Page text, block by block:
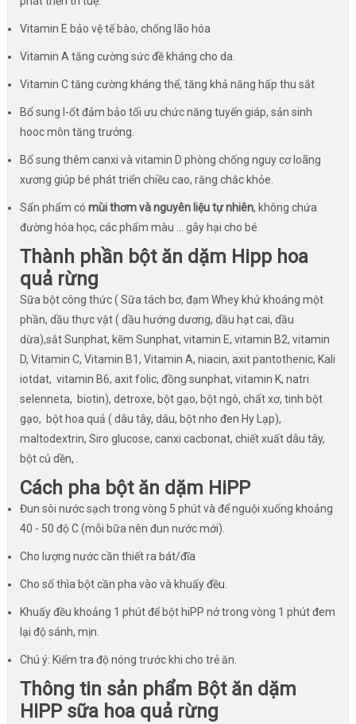
Vitamin E bảo vệ tế bào, chống lão hóa
Vitamin A tăng cường sức đề kháng cho da.
Vitamin C tăng cường kháng thể, tăng khả năng hấp thu sắt
Bổ sung I-ốt đảm bảo tối ưu chức năng tuyến giáp, sản sinh
hooc môn tăng trưởng.
Bổ sung thêm canxi và vitamin D phòng chống nguy cơ loãng
xương giúp bé phát triển chiều cao, răng chắc khỏe.
Sẩn phẩm có mùi thơm và nguyên liệu tự nhiên, không chứa
đường hóa học, các phẩm màu ... gây hại cho bé
Thành phần bột ăn dặm Hipp hoa
quả rừng
Sữa bột công thức ( Sữa tách bơ, đạm Whey khử khoáng một
phần, dầu thực vật ( dầu hướng dương, dầu hạt cai, dầu
dừa),sắt Sunphat, kẽm Sunphat, vitamin E, vitamin B2, vitamin
D, Vitamin C, Vitamin B1, Vitamin A, niacin, axit pantothenic, Kali
iotdat, vitamin B6, axit folic, đồng sunphat, vitamin K, natri
selenneta, biotin), detroxe, bột gạo, bột ngô, chất xơ, tinh bột
gạo, bột hoa quả ( dâu tây, dâu, bột nho đen Hy Lạp),
maltodextrin, Siro glucose, canxi cacbonat, chiết xuất dâu tây,
bột củ dền, .
Cách pha bột ăn dặm HiPP
Đun sôi nước sạch trong vòng 5 phút và để nguội xuống khoảng
40 - 50 độ C (mỗi bữa nên đun nước mới).
Cho lượng nước cần thiết ra bát/đĩa
Cho số thìa bột cần pha vào và khuấy đều.
Khuấy đều khoảng 1 phút để bột hiPP nở trong vòng 1 phút đem
lại độ sánh, mịn.
Chú ý: Kiểm tra độ nóng trước khi cho trẻ ăn.
Thông tin sản phẩm Bột ăn dặm
HIPP sữa hoa quả rừng